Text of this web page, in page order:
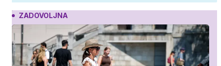
ZADOVOLJNA